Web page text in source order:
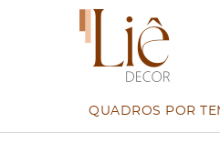
QUADROS POR